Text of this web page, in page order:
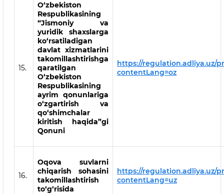
15.
O‘zbekiston
Respublikasining
“Jismoniy va
yuridik shaxslarga
ko‘rsatiladigan
davlat xizmatlarini
takomillashtirishga
qaratilgan
O‘zbekiston
Respublikasining
ayrim qonunlariga
o‘zgartirish va
qo‘shimchalar
kiritish haqida”gi
Qonuni
https://regulation.adliya.uz/
contentLang=oz
16.
Oqova suvlarni
chiqarish sohasini
takomillashtirish
to‘g‘risida
https://regulation.adliya.uz/
contentLang=uz